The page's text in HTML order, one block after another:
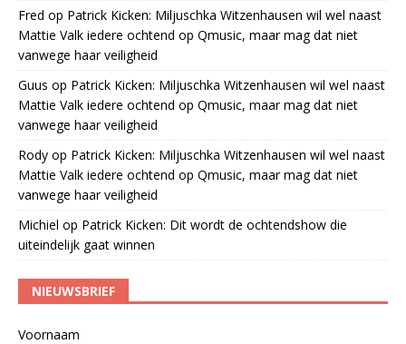
Fred op Patrick Kicken: Miljuschka Witzenhausen wil wel naast
Mattie Valk iedere ochtend op Qmusic, maar mag dat niet
vanwege haar veiligheid
Guus op Patrick Kicken: Miljuschka Witzenhausen wil wel naast
Mattie Valk iedere ochtend op Qmusic, maar mag dat niet
vanwege haar veiligheid
Rody op Patrick Kicken: Miljuschka Witzenhausen wil wel naast
Mattie Valk iedere ochtend op Qmusic, maar mag dat niet
vanwege haar veiligheid
Michiel op Patrick Kicken: Dit wordt de ochtendshow die
uiteindelijk gaat winnen
NIEUWSBRIEF
Voornaam